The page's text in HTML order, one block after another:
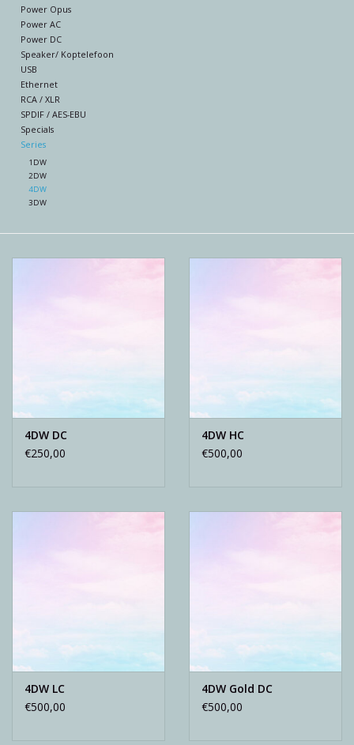
Power Opus
Power AC
Power DC
Speaker/ Koptelefoon
USB
Ethernet
RCA / XLR
SPDIF / AES-EBU
Specials
Series
1DW
2DW
4DW
3DW
4DW DC
€250,00
4DW HC
€500,00
4DW LC
€500,00
4DW Gold DC
€500,00